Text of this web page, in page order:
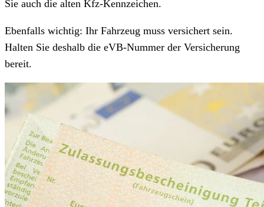
Sie auch die alten Kfz-Kennzeichen.
Ebenfalls wichtig: Ihr Fahrzeug muss versichert sein.
Halten Sie deshalb die eVB-Nummer der Versicherung
bereit.